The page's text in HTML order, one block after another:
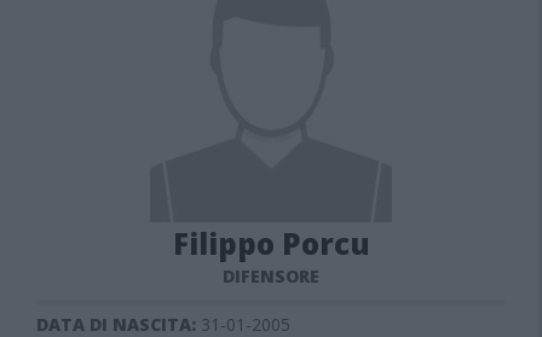
Filippo Porcu
DIFENSORE
DATA DI NASCITA: 31-01-2005